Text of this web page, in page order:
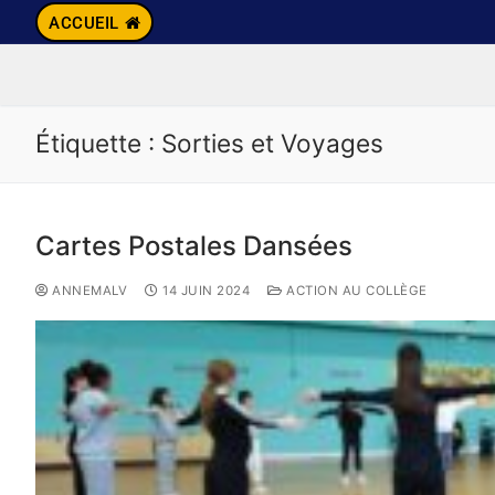
ACCUEIL
Étiquette : Sorties et Voyages
Cartes Postales Dansées
ANNEMALV 14 JUIN 2024 ACTION AU COLLÈGE